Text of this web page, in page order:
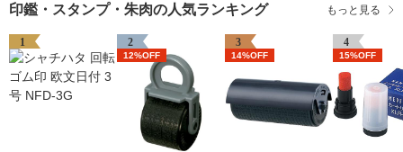
印鑑・スタンプ・朱肉の人気ランキング もっと見る
1 2
12%OFF
3
14%OFF
4
15%OFF